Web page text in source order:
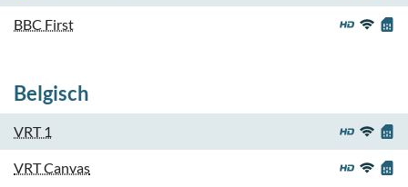
BBC First
Belgisch
VRT 1
VRT Canvas